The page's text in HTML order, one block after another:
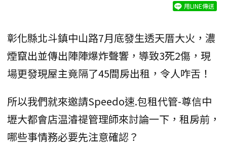
用LINE傳送
彰化縣北斗鎮中山路7月底發生透天厝大火，濃
煙竄出並傳出陣陣爆炸聲響，導致3死2傷，現
場更發現屋主竟隔了45間房出租，令人咋舌！
所以我們就來邀請Speedo速.包租代管-尊信中
壢大都會店温濬禔管理師來討論一下，租房前，
哪些事情務必要先注意確認？